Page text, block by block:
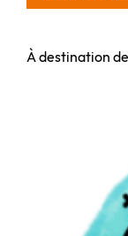
À destination